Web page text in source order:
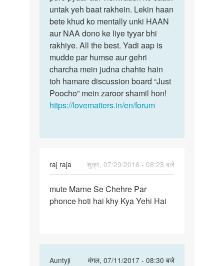
ko
chahata
hu
or
by
mahi
hum
nahi
untak yeh baat rakhein. Lekin haan
bete khud ko mentally unki HAAN
aur NAA dono ke liye tyyar bhi
rakhiye. All the best. Yadi aap is
mudde par humse aur gehri
charcha mein judna chahte hain
toh hamare discussion board “Just
Poocho” mein zaroor shamil hon!
https://lovematters.in/en/forum
raj raja
शुक्र, 07/29/2016 - 08:23 बजे
mute
Marne
mute Marne Se Chehre Par
phonce hoti hai khy Kya Yehi Hai
Auntyji
मंगल, 07/11/2017 - 08:30 बजे
In